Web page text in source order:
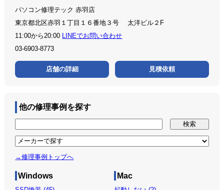
パソコン修理テック 赤羽店
東京都北区赤羽１丁目１６番地３号 太洋ビル２F
11:00から20:00 LINEでお問い合わせ
03-6903-8773
店舗の詳細 見積依頼
他の修理事例を探す
→修理事例トップへ
Windows Mac